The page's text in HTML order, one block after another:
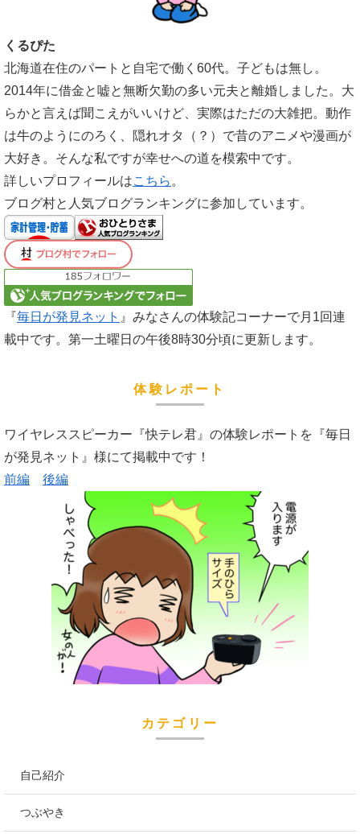
くるぴた
北海道在住のパートと自宅で働く60代。子どもは無し。
2014年に借金と嘘と無断欠勤の多い元夫と離婚しました。大
らかと言えば聞こえがいいけど、実際はただの大雑把。動作
は牛のようにのろく、隠れオタ（？）で昔のアニメや漫画が
大好き。そんな私ですが幸せへの道を模索中です。
詳しいプロフィールはこちら 。
ブログ村と人気ブログランキングに参加しています。
『毎日が発見ネット 』みなさんの体験記コーナーで月1回連
載中です。第一土曜日の午後8時30分頃に更新します。
体験レポート
ワイヤレススピーカー『快テレ君』の体験レポートを『毎日
が発見ネット』様にて掲載中です！
前編
後編
カテゴリー
自己紹介
つぶやき